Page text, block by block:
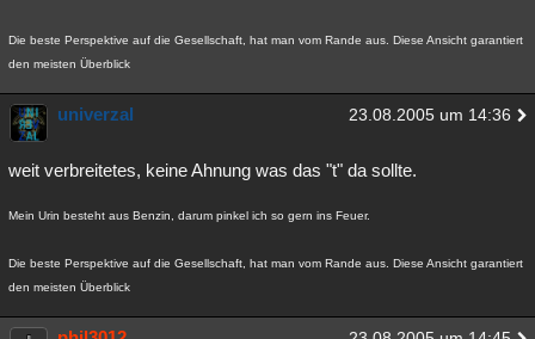
Die beste Perspektive auf die Gesellschaft, hat man vom Rande aus. Diese Ansicht garantiert
den meisten Überblick
univerzal 23.08.2005 um 14:36
weit verbreitetes, keine Ahnung was das "t" da sollte.
Mein Urin besteht aus Benzin, darum pinkel ich so gern ins Feuer.
Die beste Perspektive auf die Gesellschaft, hat man vom Rande aus. Diese Ansicht garantiert
den meisten Überblick